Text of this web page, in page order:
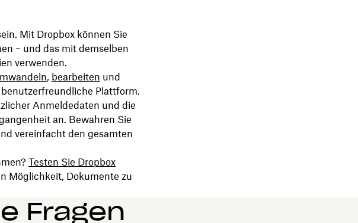
Mit Dropbox können Sie
– und das mit demselben
verwenden.
, bearbeiten und
benutzerfreundliche Plattform.
Anmeldedaten und die
an. Bewahren Sie
vereinfacht den gesamten
Testen Sie Dropbox
Möglichkeit, Dokumente zu
Fragen